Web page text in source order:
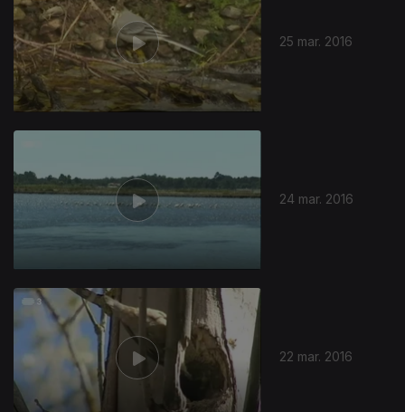
25 mar. 2016
24 mar. 2016
22 mar. 2016